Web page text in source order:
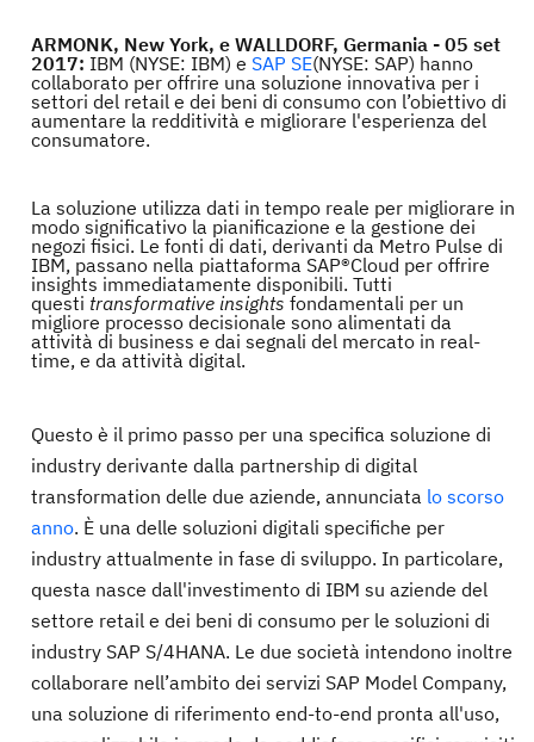
ARMONK, New York, e WALLDORF, Germania - 05 set
2017: IBM (NYSE: IBM) e SAP SE(NYSE: SAP) hanno
collaborato per offrire una soluzione innovativa per i
settori del retail e dei beni di consumo con l’obiettivo di
aumentare la redditività e migliorare l'esperienza del
consumatore.
La soluzione utilizza dati in tempo reale per migliorare in
modo significativo la pianificazione e la gestione dei
negozi fisici. Le fonti di dati, derivanti da Metro Pulse di
IBM, passano nella piattaforma SAP®Cloud per offrire
insights immediatamente disponibili. Tutti
questi transformative insights fondamentali per un
migliore processo decisionale sono alimentati da
attività di business e dai segnali del mercato in real-
time, e da attività digital.
Questo è il primo passo per una specifica soluzione di
industry derivante dalla partnership di digital
transformation delle due aziende, annunciata lo scorso
anno. È una delle soluzioni digitali specifiche per
industry attualmente in fase di sviluppo. In particolare,
questa nasce dall'investimento di IBM su aziende del
settore retail e dei beni di consumo per le soluzioni di
industry SAP S/4HANA. Le due società intendono inoltre
collaborare nell’ambito dei servizi SAP Model Company,
una soluzione di riferimento end-to-end pronta all'uso,